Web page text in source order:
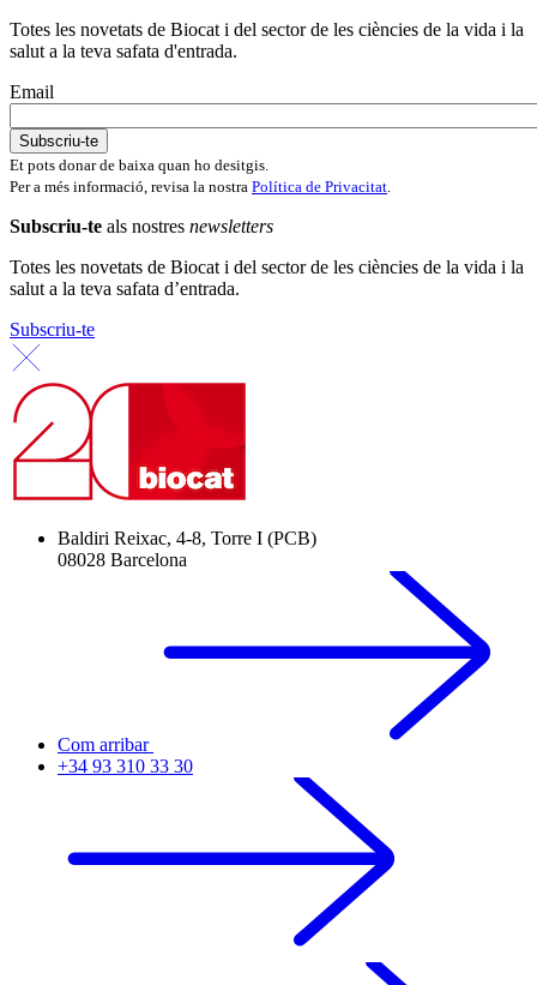
Totes les novetats de Biocat i del sector de les ciències de la vida i la
salut a la teva safata d'entrada.
Email
Et pots donar de baixa quan ho desitgis.
Per a més informació, revisa la nostra Política de Privacitat
Subscriu-te als nostres newsletters
Totes les novetats de Biocat i del sector de les ciències de la vida i la
salut a la teva safata d’entrada.
Subscriu-te
Baldiri Reixac, 4-8, Torre I (PCB)
08028 Barcelona
Com arribar
+34 93 310 33 30